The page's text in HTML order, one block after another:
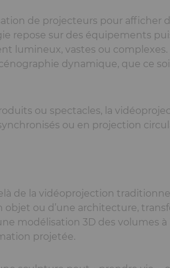
de projecteurs pour afficher
repose sur des équipements
lumineux, vastes ou
dynamique, que ce
ou spectacles, la
ou en projection
de la vidéoprojection
objet ou d’une architecture,
modélisation 3D des volumes
projetée.